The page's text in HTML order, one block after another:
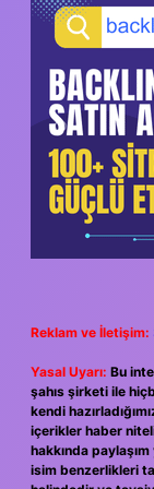
Reklam ve İletişim:
Yasal Uyarı: Bu
şahıs şirketi ile
kendi
içerikler haber
hakkında
isim benzerlikleri